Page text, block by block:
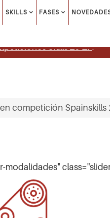
SKILLS FASES
Skills 26-27.
competición Spainskills
modalidades"